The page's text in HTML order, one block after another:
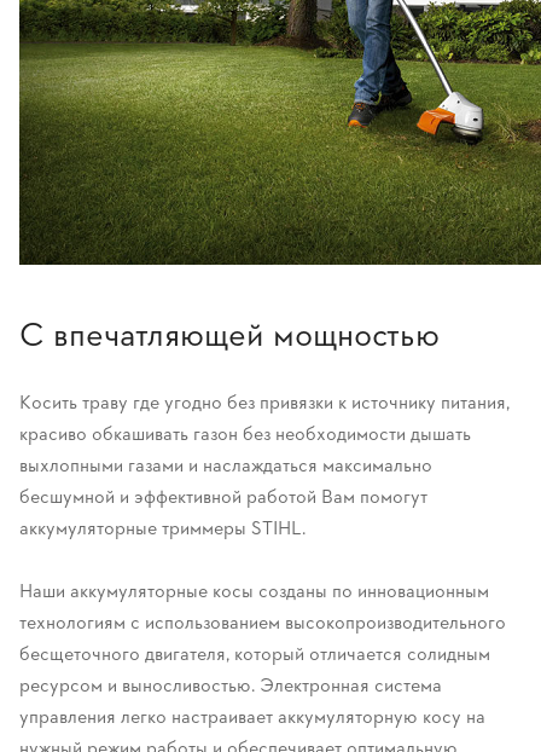
С впечатляющей мощностью
Косить траву где угодно без привязки к источнику питания,
красиво обкашивать газон без необходимости дышать
выхлопными газами и наслаждаться максимально
бесшумной и эффективной работой Вам помогут
аккумуляторные триммеры STIHL.
Наши аккумуляторные косы созданы по инновационным
технологиям с использованием высокопроизводительного
бесщеточного двигателя, который отличается солидным
ресурсом и выносливостью. Электронная система
управления легко настраивает аккумуляторную косу на
нужный режим работы и обеспечивает оптимальную